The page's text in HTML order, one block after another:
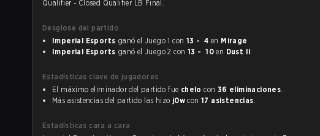
Qualifier - Closed Qualifier LB Final.
Desglose del partido
Imperial Esports
ganó el Juego 1 con 13 - 4 en Mirage
Imperial Esports
ganó el Juego 2 con 13 - 10en Dust II
Estadísticas clave de jugadores
El máximo eliminador del partido fue chelo con 36 eliminaciones.
Más asistencias del partido las hizo j0wcon 17 asistencias.
Estadísticas cara a cara